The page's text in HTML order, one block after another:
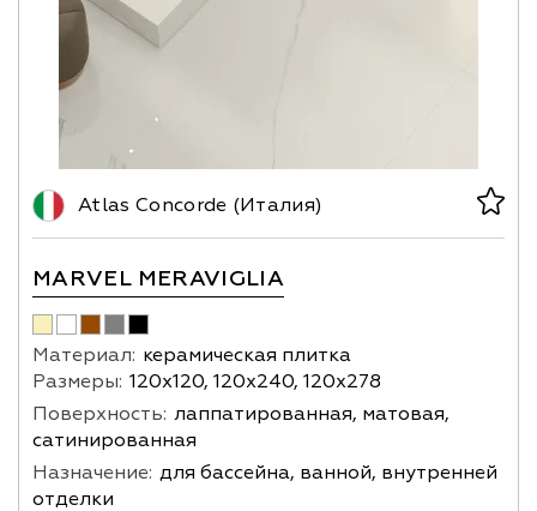
Atlas Concorde (Италия)
MARVEL MERAVIGLIA
Материал: керамическая плитка
Размеры: 120х120, 120х240, 120х278
Поверхность: лаппатированная, матовая,
сатинированная
Назначение: для бассейна, ванной, внутренней
отделки